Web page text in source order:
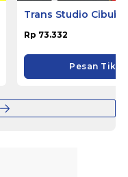
Trans Studio
Rp 73.332
Pesan Tiket